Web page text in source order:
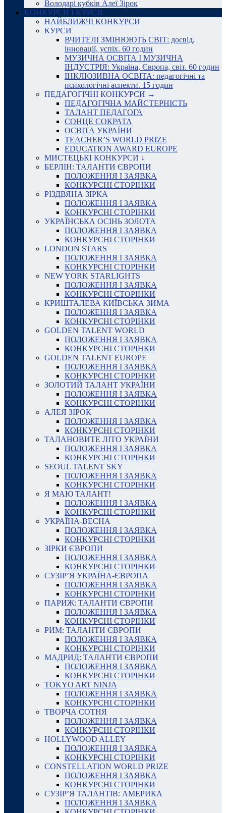
Володарі кубків Алеї Зірок
КОНКУРСИ І КУРСИ
НАЙБЛИЖЧІ КОНКУРСИ
КУРСИ
ВЧИТЕЛІ ЗМІНЮЮТЬ СВІТ: досвід,
інновації, успіх. 60 годин
МУЗИЧНА ОСВІТА І МУЗИЧНА
ІНДУСТРІЯ: Україна, Європа, світ. 60 годин
ІНКЛЮЗИВНА ОСВІТА: педагогічні та
психологічні аспекти. 15 годин
ПЕДАГОГІЧНІ КОНКУРСИ →
ПЕДАГОГІЧНА МАЙСТЕРНІСТЬ
ТАЛАНТ ПЕДАГОГА
СОНЦЕ СОКРАТА
ОСВІТА УКРАЇНИ
TEACHER’S WORLD PRIZE
EDUCATION AWARD EUROPE
МИСТЕЦЬКІ КОНКУРСИ ↓
БЕРЛІН: ТАЛАНТИ ЄВРОПИ
ПОЛОЖЕННЯ І ЗАЯВКА
КОНКУРСНІ СТОРІНКИ
РІЗДВЯНА ЗІРКА
ПОЛОЖЕННЯ І ЗАЯВКА
КОНКУРСНІ СТОРІНКИ
УКРАЇНСЬКА ОСІНЬ ЗОЛОТА
ПОЛОЖЕННЯ І ЗАЯВКА
КОНКУРСНІ СТОРІНКИ
LONDON STARS
ПОЛОЖЕННЯ І ЗАЯВКА
КОНКУРСНІ СТОРІНКИ
NEW YORK STARLIGHTS
ПОЛОЖЕННЯ І ЗАЯВКА
КОНКУРСНІ СТОРІНКИ
КРИШТАЛЕВА КИЇВСЬКА ЗИМА
ПОЛОЖЕННЯ І ЗАЯВКА
КОНКУРСНІ СТОРІНКИ
GOLDEN TALENT WORLD
ПОЛОЖЕННЯ І ЗАЯВКА
КОНКУРСНІ СТОРІНКИ
GOLDEN TALENT EUROPE
ПОЛОЖЕННЯ І ЗАЯВКА
КОНКУРСНІ СТОРІНКИ
ЗОЛОТИЙ ТАЛАНТ УКРАЇНИ
ПОЛОЖЕННЯ І ЗАЯВКА
КОНКУРСНІ СТОРІНКИ
АЛЕЯ ЗІРОК
ПОЛОЖЕННЯ І ЗАЯВКА
КОНКУРСНІ СТОРІНКИ
ТАЛАНОВИТЕ ЛІТО УКРАЇНИ
ПОЛОЖЕННЯ І ЗАЯВКА
КОНКУРСНІ СТОРІНКИ
SEOUL TALENT SKY
ПОЛОЖЕННЯ І ЗАЯВКА
КОНКУРСНІ СТОРІНКИ
Я МАЮ ТАЛАНТ!
ПОЛОЖЕННЯ І ЗАЯВКА
КОНКУРСНІ СТОРІНКИ
УКРАЇНА-ВЕСНА
ПОЛОЖЕННЯ І ЗАЯВКА
КОНКУРСНІ СТОРІНКИ
ЗІРКИ ЄВРОПИ
ПОЛОЖЕННЯ І ЗАЯВКА
КОНКУРСНІ СТОРІНКИ
СУЗІР’Я УКРАЇНА-ЄВРОПА
ПОЛОЖЕННЯ І ЗАЯВКА
КОНКУРСНІ СТОРІНКИ
ПАРИЖ: ТАЛАНТИ ЄВРОПИ
ПОЛОЖЕННЯ І ЗАЯВКА
КОНКУРСНІ СТОРІНКИ
РИМ: ТАЛАНТИ ЄВРОПИ
ПОЛОЖЕННЯ І ЗАЯВКА
КОНКУРСНІ СТОРІНКИ
МАДРИД: ТАЛАНТИ ЄВРОПИ
ПОЛОЖЕННЯ І ЗАЯВКА
КОНКУРСНІ СТОРІНКИ
TOKYO ART NINJA
ПОЛОЖЕННЯ І ЗАЯВКА
КОНКУРСНІ СТОРІНКИ
ТВОРЧА СОТНЯ
ПОЛОЖЕННЯ І ЗАЯВКА
КОНКУРСНІ СТОРІНКИ
HOLLYWOOD ALLEY
ПОЛОЖЕННЯ І ЗАЯВКА
КОНКУРСНІ СТОРІНКИ
CONSTELLATION WORLD PRIZE
ПОЛОЖЕННЯ І ЗАЯВКА
КОНКУРСНІ СТОРІНКИ
СУЗІР’Я ТАЛАНТІВ: АМЕРИКА
ПОЛОЖЕННЯ І ЗАЯВКА